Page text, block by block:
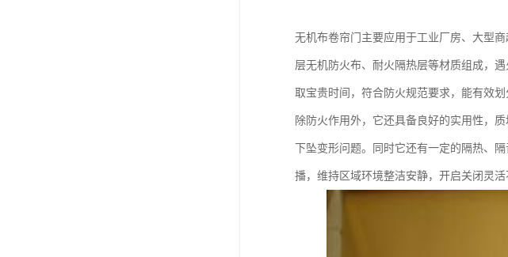
无机布卷帘门主要应用于工业厂房、大型
层无机防火布、耐火隔热层等材质组成，
取宝贵时间，符合防火规范要求，能有效划
除防火作用外，它还具备良好的实用性，
下坠变形问题。同时它还有一定的隔热、
播，维持区域环境整洁安静，开启关闭灵